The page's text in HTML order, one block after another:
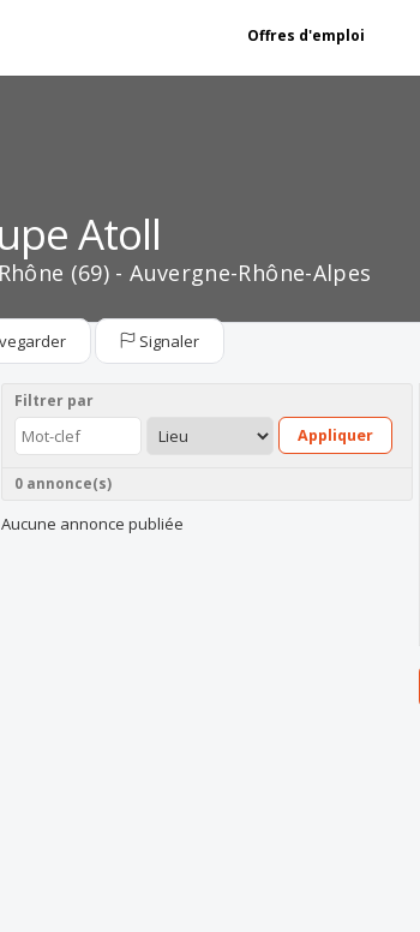
Offres d'emploi
Atoll
(69) - Auvergne-Rhône-Alpes
Signaler
Filtrer par
Appliquer
0 annonce(s)
Aucune annonce publiée